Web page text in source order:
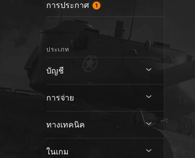
การประกาศ 1
ประเภท
บัญชี
การจ่าย
ทางเทคนิค
ในเกม